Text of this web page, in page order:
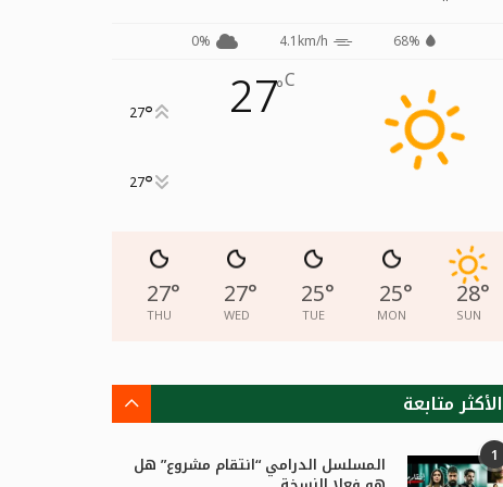
68%
4.1km/h
0%
27°C
27°
27°
28°
SUN
25°
MON
25°
TUE
27°
WED
27°
THU
الأكثر متابعة
1 المسلسل الدرامي “انتقام مشروع” هل